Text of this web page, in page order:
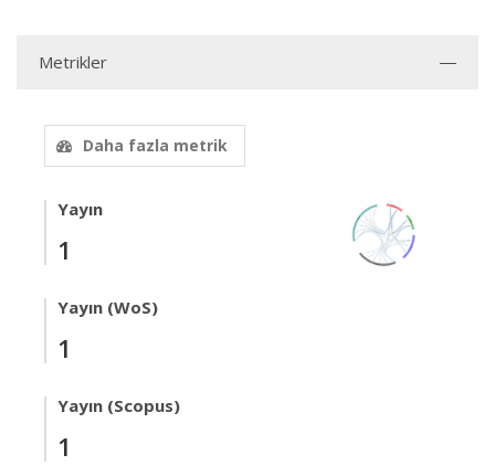
Metrikler
Daha fazla metrik
Yayın
1
Yayın (WoS)
1
Yayın (Scopus)
1